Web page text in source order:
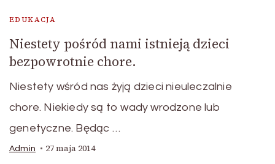
EDUKACJA
Niestety pośród nami istnieją dzieci
bezpowrotnie chore.
Niestety wśród nas żyją dzieci nieuleczalnie
chore. Niekiedy są to wady wrodzone lub
genetyczne. Będąc …
Admin 27 maja 2014